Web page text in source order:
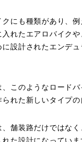
にも種類があり、
れたエアロバイク
に設計されたエンデ
このようなロードバ
れた新しいタイプの
、舗装路だけではな